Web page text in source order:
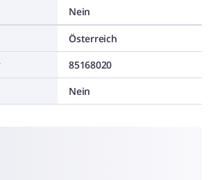
Nein
Österreich
85168020
Nein